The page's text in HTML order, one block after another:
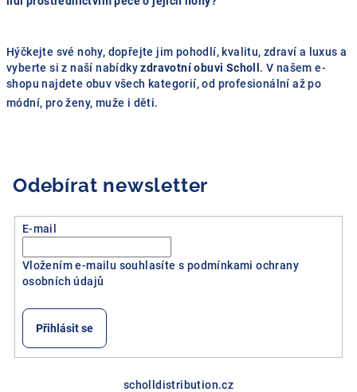
Hýčkejte své nohy, dopřejte jim pohodlí, kvalitu, zdraví a luxus a
vyberte si z naší nabídkyzdravotní obuvi Scholl . V našem e-
shopu najdete obuv všech kategorií, od profesionální až po
módní, pro ženy, muže i děti.
Odebírat newsletter
E-mail
Vložením e-mailu souhlasíte s podmínkami ochrany
osobních údajů
Přihlásit se
scholldistribution.cz